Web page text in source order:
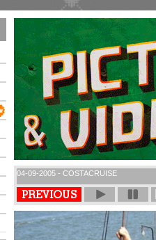
04-09-2005 - COSTACRUISE